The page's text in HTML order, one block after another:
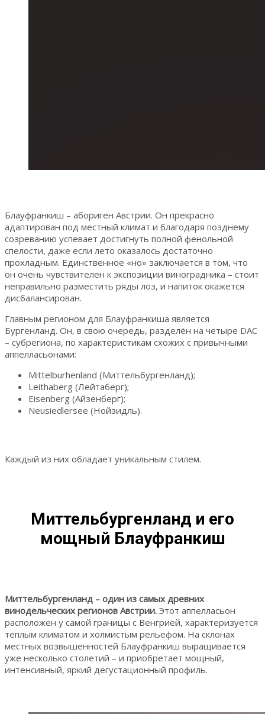
Блауфранкиш – абориген Австрии. Он прекрасно
адаптирован под местный климат и благодаря позднему
созреванию успевает достигнуть полной фенольной
спелости, даже если лето оказалось достаточно
прохладным. Единственное «но» заключается в том, что
он очень чувствителен к экспозиции виноградника – стоит
неправильно разместить ряды лоз, и напиток окажется
дисбалансирован.
Главным регионом для Блауфранкиша является
Бургенланд. Он, в свою очередь, разделён на четыре DAC
– субрегиона, по характеристикам схожих с привычными
аппелласьонами:
Mittelburhenland (Миттельбургенланд);
Leithaberg (Лейтаберг);
Eisenberg (Айзенберг);
Neusiedlersee (Нойзидль).
Каждый из них обладает уникальным стилем.
Миттельбургенланд и его
мощный Блауфранкиш
Миттельбургенланд – один из самых древних
винодельческих регионов Австрии. Этот аппелласьон
расположен у самой границы с Венгрией, характеризуется
тёплым климатом и холмистым рельефом. На склонах
местных возвышенностей Блауфранкиш выращивается
уже несколько столетий – и приобретает мощный,
интенсивный, яркий дегустационный профиль.